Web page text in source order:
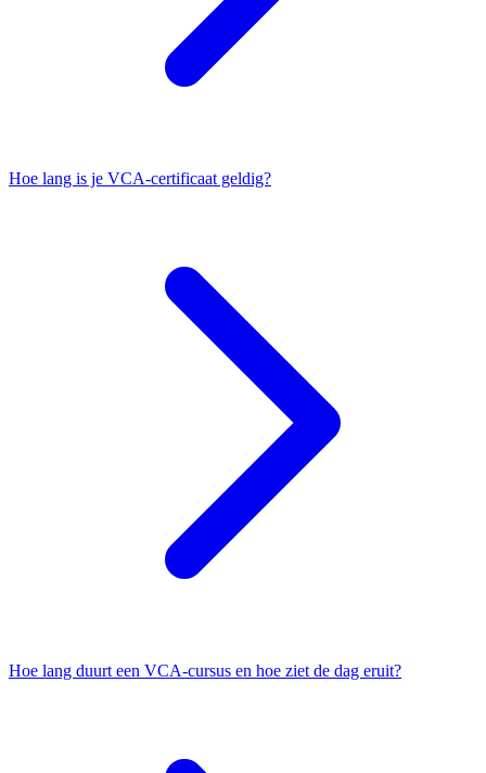
Hoe lang is je VCA-certificaat geldig?
Hoe lang duurt een VCA-cursus en hoe ziet de dag eruit?